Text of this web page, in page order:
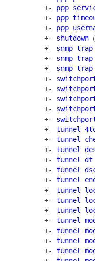
         +-
ppp
         +-
ppp
         +-
ppp
         +-
shutdown
         +-
snmp
         +-
snmp
         +-
snmp
         +-
         +-
         +-
         +-
         +-
         +-
tunnel
         +-
tunnel
         +-
tunnel
         +-
tunnel df
         +-
tunnel
         +-
tunnel
         +-
tunnel
         +-
tunnel
         +-
tunnel
         +-
tunnel
         +-
tunnel
         +-
tunnel
         +-
tunnel